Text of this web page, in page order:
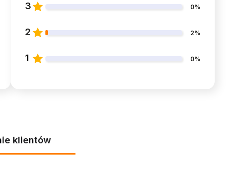
3 0%
2 2%
1 0%
klientów